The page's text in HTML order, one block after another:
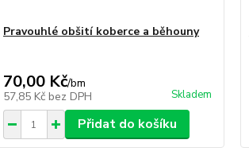
Pravouhlé obšití koberce a běhouny
70,00 Kč/bm
57,85 Kč bez DPH Skladem
Přidat do košíku